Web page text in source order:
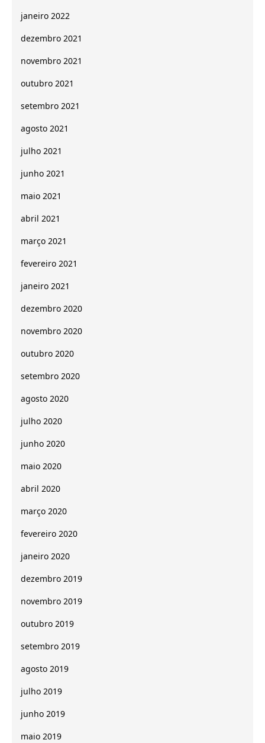
janeiro 2022
dezembro 2021
novembro 2021
outubro 2021
setembro 2021
agosto 2021
julho 2021
junho 2021
maio 2021
abril 2021
março 2021
fevereiro 2021
janeiro 2021
dezembro 2020
novembro 2020
outubro 2020
setembro 2020
agosto 2020
julho 2020
junho 2020
maio 2020
abril 2020
março 2020
fevereiro 2020
janeiro 2020
dezembro 2019
novembro 2019
outubro 2019
setembro 2019
agosto 2019
julho 2019
junho 2019
maio 2019